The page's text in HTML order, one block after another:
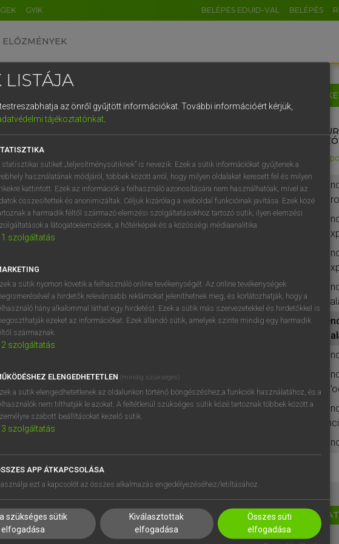
GYIK BELÉPÉS EDUID-VAL BELÉPÉS
ELŐZMÉNYEK
uniós terminológiai szótár
VAN ELŐFIZETÉSED?
előfizetésem a teljes szócikk
BELÉPÉS
NINCS ELŐFIZETÉSED?
regisztrálok ésbelépek.
REGISZTRÁCIÓ
SÚGÓ
RÓLUNK
ELÉRHETŐSÉG
LISTÁJA
az önről gyűjtött információkat. További információért kérjük,
tájékoztatónkat.
statisztikai sütiket „teljesítménysütiknek” is nevezik. Ezek a sütik információkat gyűjtenek a
használatának módjáról, többek között arról, hogy milyen oldalakat keresett fel és milyen
kattintott. Ezek az információk a felhasználó azonosítására nem használhatóak, mivel az
összesítettek és anonimizáltak. Céljuk kizárólag a weboldal funkcióinak javítása. Ezek közé
a harmadik féltől származó elemzési szolgáltatásokhoz tartozó sütik; ilyen elemzési
a látogatóelemzések, a hőtérképek és a közösségi médiaanalitika.
1 szolgáltatás
a sütik nyomon követik a felhasználó online tevékenységét. Az online tevékenységek
a hirdetők relevánsabb reklámokat jeleníthetnek meg, és korlátozhatják, hogy a
hány alkalommal láthat egy hirdetést. Ezek a sütik más szervezetekkel és hirdetőkkel is
ezeket az információkat. Ezek állandó sütik, amelyek szinte mindig egy harmadik
származnak.
2 szolgáltatás
ELENGEDHETETLEN (mindig szükséges)
a sütik elengedhetetlenek az oldalunkon történő böngészéshez,a funkciók használatához, és a
nem tilthatják le azokat. A feltétlenül szükséges sütik közé tartoznak többek között a
szabott beállításokat kezelő sütik.
3 szolgáltatás
APP ÁTKAPCSOLÁSA
ezt a kapcsolót az összes alkalmazás engedélyezéséhez/letiltásához.
szükséges sütik
elfogadása
Kiválasztottak
elfogadása
Összes süti
elfogadása
DE CN FR ES IT NL
1 2 3 4 5 6 7 8 9 ö ü ó
q w e r t z u i o p ő
a s d f g h j k l é á ű
í y x c v b n m , . -